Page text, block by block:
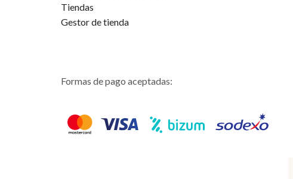
Tiendas
Gestor de tienda
Formas de pago aceptadas: